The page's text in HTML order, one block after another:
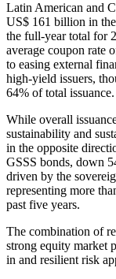
Latin American and
US$ 161 billion in
the full-year total for
average coupon rate
to easing external
high-yield issuers,
64% of total issuance.
While overall
sustainability and
in the opposite
GSSS bonds, down
driven by the
representing more
past five years.
The combination of
strong equity market
in and resilient risk